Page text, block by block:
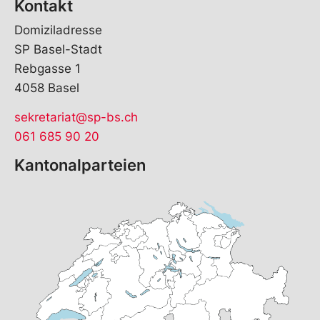
Kontakt
Domiziladresse
SP Basel-Stadt
Rebgasse 1
4058 Basel
sekretariat@sp-bs.ch
061 685 90 20
Kantonalparteien